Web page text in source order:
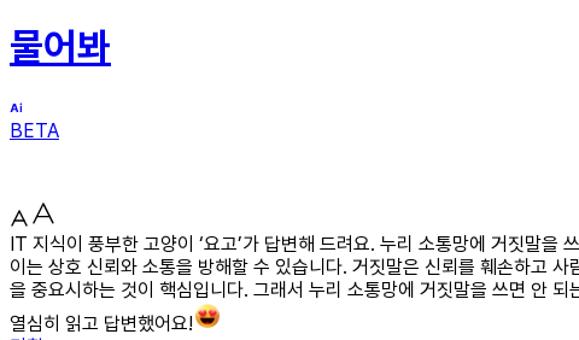
물어봐
BETA
IT 지식이 풍부한 고양이 ‘요고’가 답변해 드려요. 누리 소통망에 거짓말
이는 상호 신뢰와 소통을 방해할 수 있습니다. 거짓말은 신뢰를 훼손하고
을 중요시하는 것이 핵심입니다. 그래서 누리 소통망에 거짓말을 쓰면 안 되
열심히 읽고 답변했어요!